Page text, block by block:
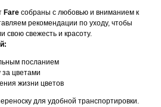
Fare собраны с любовью и вниманием к
рекомендации по уходу, чтобы
свою свежесть и красоту.
посланием
за цветами
жизни цветов
для удобной транспортировки.